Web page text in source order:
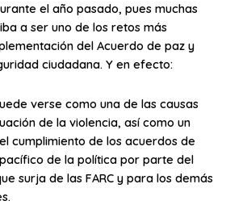
el año pasado, pues muchas
a ser uno de los retos más
del Acuerdo de paz y
ciudadana. Y en efecto:
verse como una de las causas
de la violencia, así como un
cumplimiento de los acuerdos de
de la política por parte del
surja de las FARC y para los demás